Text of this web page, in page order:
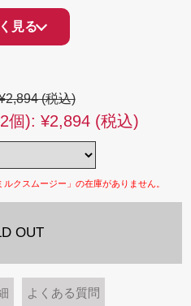
に加え、カルシウムの吸収を
黄金バランスで配合、1食た
見る
(税込)
個): ¥2,894 (税込)
クスムージー」の在庫がありません。
OUT
よくある質問